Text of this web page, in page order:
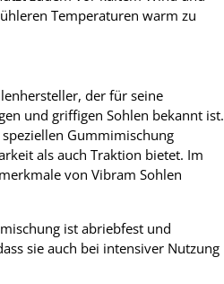
Temperaturen warm zu
der für seine
und griffigen Sohlen bekannt ist.
Gummimischung
als auch Traktion bietet. Im
von Vibram Sohlen
ist abriebfest und
sie auch bei intensiver Nutzung